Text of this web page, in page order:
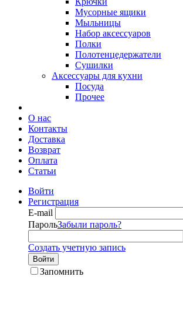
Мусорные ящики
Мыльницы
Набор аксессуаров
Полки
Полотенцедержатели
Сушилки
Аксессуары для кухни
Посуда
Прочее
О нас
Контакты
Доставка
Возврат
Оплата
Статьи
Войти
Регистрация
E-mail
ПарольЗабыли пароль?
Создать учетную запись
Войти
Запомнить